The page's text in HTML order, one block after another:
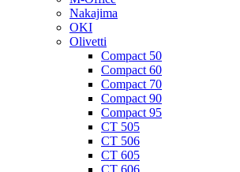
Nakajima
OKI
Olivetti
Compact 50
Compact 60
Compact 70
Compact 90
Compact 95
CT 505
CT 506
CT 605
CT 606